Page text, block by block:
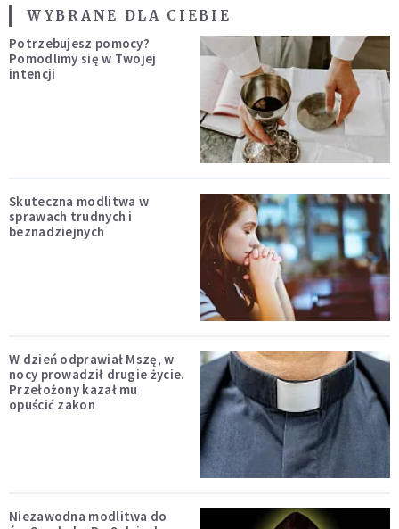
WYBRANE DLA CIEBIE
Potrzebujesz pomocy?
Pomodlimy się w Twojej
intencji
Skuteczna modlitwa w
sprawach trudnych i
beznadziejnych
W dzień odprawiał Mszę, w
nocy prowadził drugie życie.
Przełożony kazał mu
opuścić zakon
Niezawodna modlitwa do